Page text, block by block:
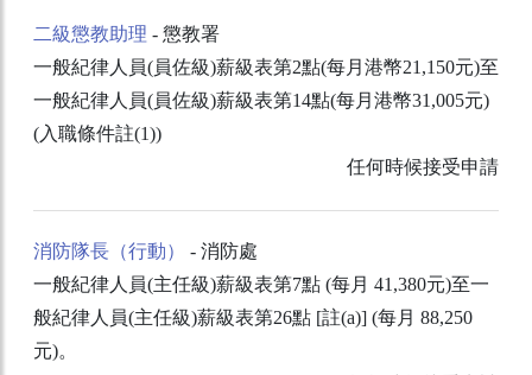
二級懲教助理 - 懲教署
一般紀律人員(員佐級)薪級表第2點(每月港幣21,150元)至
一般紀律人員(員佐級)薪級表第14點(每月港幣31,005元)
(入職條件註(1))
任何時候接受申請
消防隊長（行動）
- 消防處
一般紀律人員(主任級)薪級表第7點 (每月 41,380元)至一
般紀律人員(主任級)薪級表第26點 [註(a)] (每月 88,250
元)。